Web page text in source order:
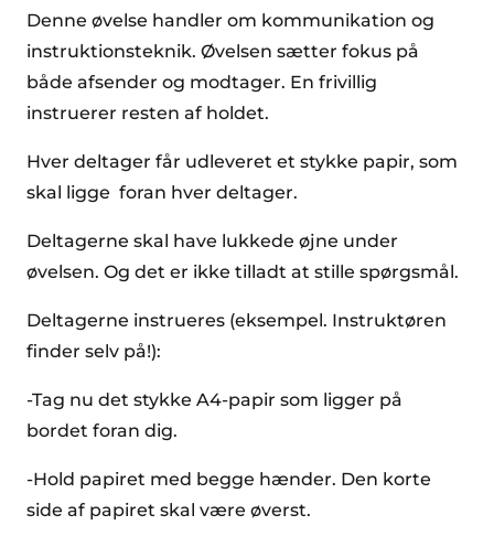
Denne øvelse handler om kommunikation og
instruktionsteknik. Øvelsen sætter fokus på
både afsender og modtager. En frivillig
instruerer resten af holdet.
Hver deltager får udleveret et stykke papir, som
skal ligge foran hver deltager.
Deltagerne skal have lukkede øjne under
øvelsen. Og det er ikke tilladt at stille spørgsmål.
Deltagerne instrueres (eksempel. Instruktøren
finder selv på!):
-Tag nu det stykke A4-papir som ligger på
bordet foran dig.
-Hold papiret med begge hænder. Den korte
side af papiret skal være øverst.